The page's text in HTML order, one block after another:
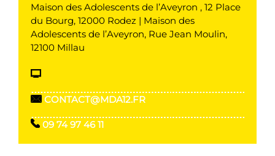
Maison des Adolescents de l’Aveyron , 12 Place
du Bourg, 12000 Rodez | Maison des
Adolescents de l’Aveyron, Rue Jean Moulin,
12100 Millau
CONTACT@MDA12.FR
09 74 97 46 11